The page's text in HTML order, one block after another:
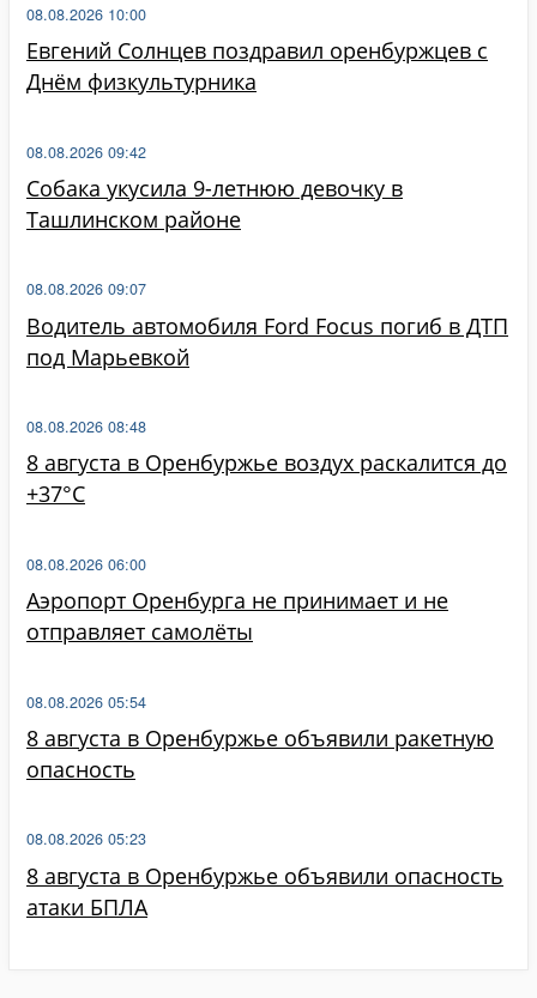
Евгений Солнцев поздравил оренбуржцев с
Днём физкультурника
08.08.2026 10:00
Собака укусила 9-летнюю девочку в
Ташлинском районе
08.08.2026 09:42
Водитель автомобиля Ford Focus погиб в ДТП
под Марьевкой
08.08.2026 09:07
8 августа в Оренбуржье воздух раскалится до
+37°C
08.08.2026 08:48
Аэропорт Оренбурга не принимает и не
отправляет самолёты
08.08.2026 06:00
8 августа в Оренбуржье объявили ракетную
опасность
08.08.2026 05:54
8 августа в Оренбуржье объявили опасность
атаки БПЛА
08.08.2026 05:23